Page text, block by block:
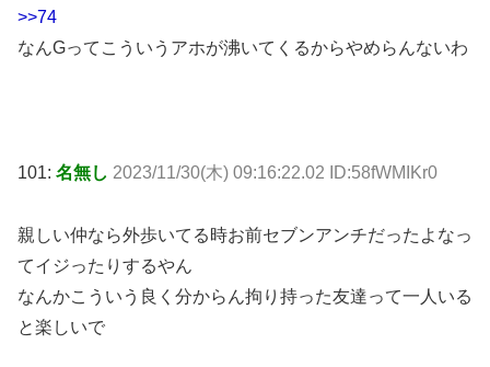
>>74
なんGってこういうアホが沸いてくるからやめらんないわ
101: 名無し 2023/11/30(木) 09:16:22.02 ID:58fWMIKr0
親しい仲なら外歩いてる時お前セブンアンチだったよなっ
てイジったりするやん
なんかこういう良く分からん拘り持った友達って一人いる
と楽しいで